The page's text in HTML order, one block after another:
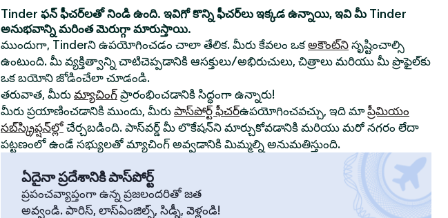
Tinder ఫన్ ఫీచర్‌లతో నిండి ఉంది. ఇవిగో కొన్ని ఫీచర్‌లు ఇక్కడ ఉన్నాయి, ఇవి మీ Tinder
అనుభవాన్ని మరింత మెరుగ్గా మారుస్తాయి.
ముందుగా, Tinderని ఉపయోగించడం చాలా తేలిక. మీరు కేవలం ఒకఅకౌంట్‌ని సృష్టించాల్సి
ఉంటుంది. మీ వ్యక్తిత్వాన్ని చాటిచెప్పడానికి ఆసక్తులు/అభిరుచులు, చిత్రాలు మరియు మీ ప్రొఫైల్‌కు
ఒక బయోని జోడించేలా చూడండి.
తరువాత, మీరు మ్యాచింగ్ ప్రారంభించడానికి సిద్ధంగా ఉన్నారు!
మీరు ప్రయాణించడానికి ముందు, మీరు పాస్‌పోర్ట్ ఫీచర్ఉపయోగించవచ్చు, ఇది మాప్రీమియం
సబ్‌స్క్రిప్షన్‌ల్లో చేర్చబడింది. పాస్‌వర్డ్ మీ లొకేషన్‌ని మార్చుకోవడానికి మరియు మరో నగరం లేదా
పట్టణంలో ఉండే సభ్యులతో మ్యాచింగ్ అవ్వడానికి మిమ్మల్ని అనుమతిస్తుంది.
ఏదైనా ప్రదేశానికి పాస్‌పోర్ట్
ప్రపంచవ్యాప్తంగా ఉన్న ప్రజలందరితో జత
అవ్వండి. పారిస్, లాస్‌ఏంజిల్స్, సిడ్నీ, వెళ్లండి!